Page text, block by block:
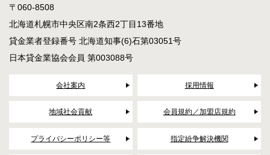
〒060-8508
北海道札幌市中央区南2条西2丁目13番地
貸金業者登録番号 北海道知事(6)石第03051号
日本貸金業協会会員 第003088号
会社案内 採用情報
地域社会貢献 会員規約／加盟店規約
プライバシーポリシー等 指定紛争解決機関